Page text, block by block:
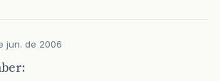
jun. de 2006